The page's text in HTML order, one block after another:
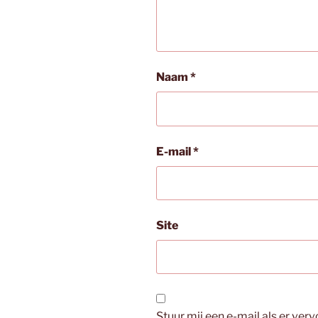
Naam *
E-mail*
Site